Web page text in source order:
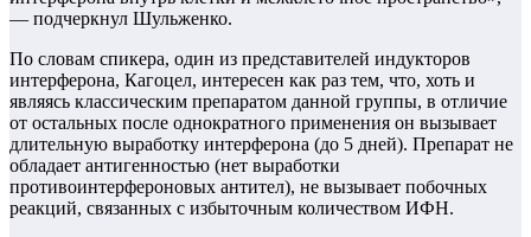
— подчеркнул Шульженко.
По словам спикера, один из представителей индукторов
интерферона, Кагоцел, интересен как раз тем, что, хоть и
являясь классическим препаратом данной группы, в отличие
от остальных после однократного применения он вызывает
длительную выработку интерферона (до 5 дней). Препарат не
обладает антигенностью (нет выработки
противоинтерфероновых антител), не вызывает побочных
реакций, связанных с избыточным количеством ИФН.